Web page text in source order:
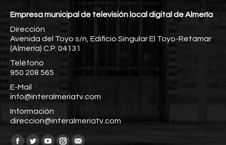
Empresa municipal de televisión local digital de Almería
Dirección
Avenida del Toyo s/n, Edificio Singular El Toyo-Retamar
(Almería) C.P. 04131
Teléfono
950 208 565
E-Mail
info@interalmeriatv.com
Información
direccion@interalmeriatv.com
Encuéntranos en: